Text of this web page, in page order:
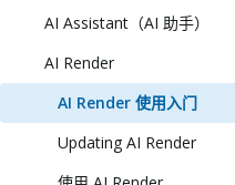
AI Assistant（AI 助手）
AI Render
AI Render 使用入门
Updating AI Render